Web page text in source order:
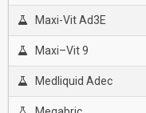
Maxi-Vit Ad3E
Maxi–Vit 9
Medliquid Adec